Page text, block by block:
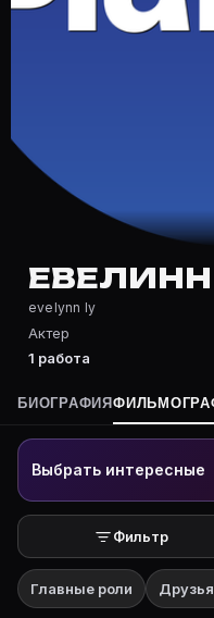
Частые
Полный список — на
Кто такой(ая)
Евелинн Ли —
Где открыть
На Movie Planner:
evelynn ly
Актер
1 работа
БИОГРАФИЯ
Выбрать интересные
Фильтр
Главные роли